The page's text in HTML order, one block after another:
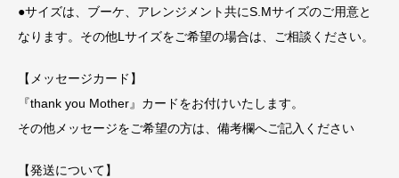
●サイズは、ブーケ、アレンジメント共にS.Mサイズのご用意と
なります。その他Lサイズをご希望の場合は、ご相談ください。
【メッセージカード】
『thank you Mother』カードをお付けいたします。
その他メッセージをご希望の方は、備考欄へご記入ください
【発送について】